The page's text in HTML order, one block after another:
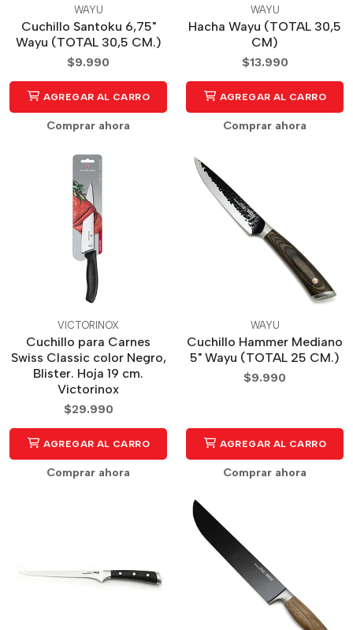
WAYU
Cuchillo Santoku 6,75"
Wayu (TOTAL 30,5 CM.)
$9.990
AGREGAR AL CARRO
Comprar ahora
WAYU
Hacha Wayu (TOTAL 30,5
CM)
$13.990
AGREGAR AL CARRO
Comprar ahora
VICTORINOX
Cuchillo para Carnes
Swiss Classic color Negro,
Blister. Hoja 19 cm.
Victorinox
$29.990
AGREGAR AL CARRO
Comprar ahora
WAYU
Cuchillo Hammer Mediano
5" Wayu (TOTAL 25 CM.)
$9.990
AGREGAR AL CARRO
Comprar ahora